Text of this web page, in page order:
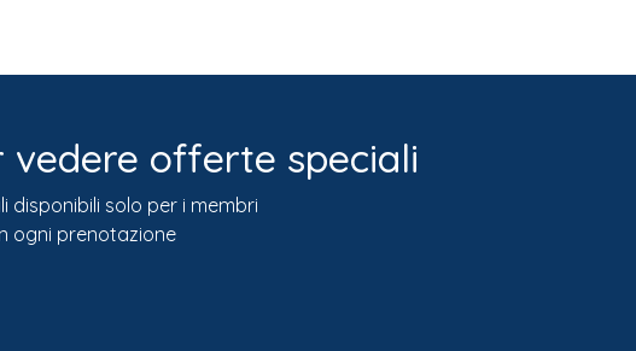
vedere offerte speciali
disponibili solo per i membri
ogni prenotazione